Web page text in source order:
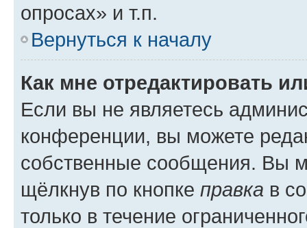
опросах» и т.п.
Вернуться к началу
Как мне отредактировать
Если вы не являетесь
конференции, вы можете
собственные сообщения. Вы
щёлкнув по кнопке правка в
только в течение